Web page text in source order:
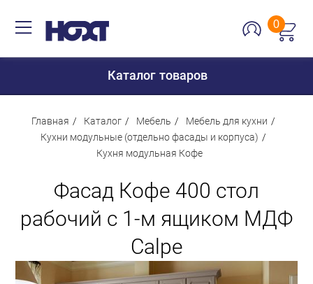
0
Каталог товаров
Для кухни
Сантехника
Для детей
Главная Каталог Мебель
Мебель для кухни
Кухни модульные (отдельно фасады и корпуса)
Кухня модульная Кофе
Фасад Кофе 400 стол
рабочий с 1-м ящиком МДФ
Calpe